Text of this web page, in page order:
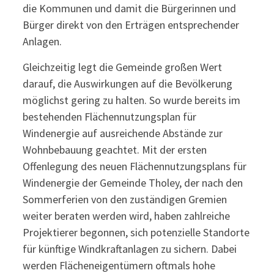
die Kommunen und damit die Bürgerinnen und
Bürger direkt von den Erträgen entsprechender
Anlagen.
Gleichzeitig legt die Gemeinde großen Wert
darauf, die Auswirkungen auf die Bevölkerung
möglichst gering zu halten. So wurde bereits im
bestehenden Flächennutzungsplan für
Windenergie auf ausreichende Abstände zur
Wohnbebauung geachtet. Mit der ersten
Offenlegung des neuen Flächennutzungsplans für
Windenergie der Gemeinde Tholey, der nach den
Sommerferien von den zuständigen Gremien
weiter beraten werden wird, haben zahlreiche
Projektierer begonnen, sich potenzielle Standorte
für künftige Windkraftanlagen zu sichern. Dabei
werden Flächeneigentümern oftmals hohe